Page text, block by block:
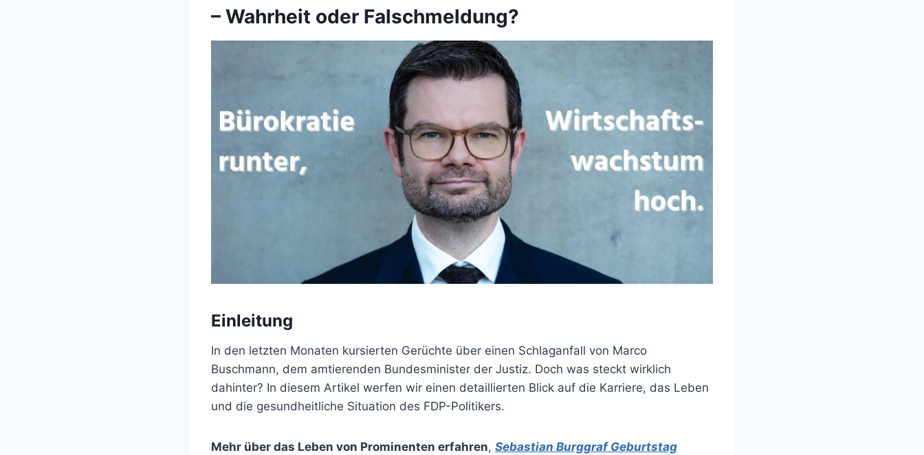
– Wahrheit oder Falschmeldung?
Einleitung
In den letzten Monaten kursierten Gerüchte über einen Schlaganfall von Marco
Buschmann, dem amtierenden Bundesminister der Justiz. Doch was steckt wirklich
dahinter? In diesem Artikel werfen wir einen detaillierten Blick auf die Karriere, das Leben
und die gesundheitliche Situation des FDP-Politikers.
Mehr über das Leben von Prominenten erfahren, Sebastian Burggraf Geburtstag